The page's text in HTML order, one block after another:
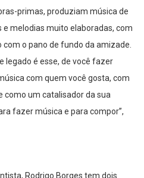
primas, produziam música de
melodias muito elaboradas, com
o pano de fundo da amizade.
legado é esse, de você fazer
com quem você gosta, com
como um catalisador da sua
fazer música e para compor”,
Rodrigo Borges tem dois